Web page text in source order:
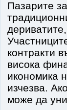
Пазарите
контракти
висока
икономика
изчезва.
може да